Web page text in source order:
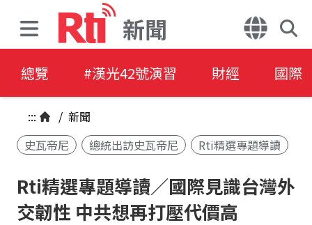
新聞
總覽 #漢光42號演習 財經 國際
::: / 新聞
史瓦帝尼
總統出訪史瓦帝尼 Rti精選專題導讀
Rti精選專題導讀／國際見識台灣外
交韌性 中共想再打壓代價高